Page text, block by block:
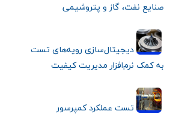
صنایع نفت، گاز و پتروشیمی
دیجیتال‌سازی رویه‌های تست
به کمک نرم‌افزار مدیریت کیفیت
تست عملکرد کمپرسور